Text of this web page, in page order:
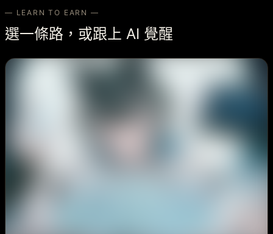
— LEARN TO EARN —
選一條路，或跟上 AI 覺醒